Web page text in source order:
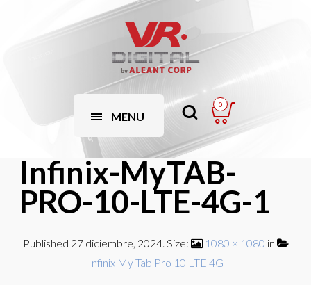
MENU
0
Infinix-MyTAB-
PRO-10-LTE-4G-1
Published 27 diciembre, 2024. Size: 1080 × 1080 in
Infinix My Tab Pro 10 LTE 4G